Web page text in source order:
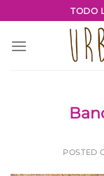
al
contenido
TODO
POSTED